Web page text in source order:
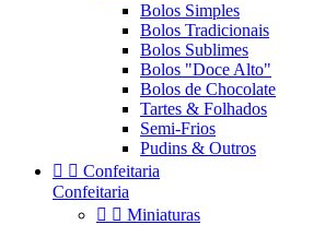
Bolos Simples
Bolos Tradicionais
Bolos Sublimes
Bolos "Doce Alto"
Bolos de Chocolate
Tartes & Folhados
Semi-Frios
Pudins & Outros
  Confeitaria
Confeitaria
  Miniaturas